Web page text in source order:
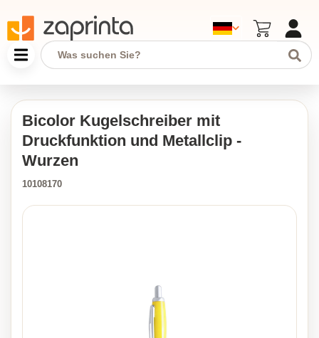
Bicolor Kugelschreiber mit
Druckfunktion und Metallclip -
Wurzen
10108170